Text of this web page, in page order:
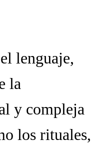
lenguaje,
la
y compleja
los rituales,